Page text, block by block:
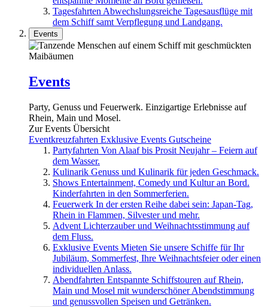
Tagesfahrten Abwechslungsreiche Tagesausflüge mit
dem Schiff samt Verpflegung und Landgang.
Events
Events
Party, Genuss und Feuerwerk. Einzigartige Erlebnisse auf
Rhein, Main und Mosel.
Zur Events Übersicht
Eventkreuzfahrten Exklusive Events Gutscheine
Partyfahrten Von Alaaf bis Prosit Neujahr – Feiern auf
dem Wasser.
Kulinarik Genuss und Kulinarik für jeden Geschmack.
Shows Entertainment, Comedy und Kultur an Bord.
Kinderfahrten in den Sommerferien.
Feuerwerk In der ersten Reihe dabei sein: Japan-Tag,
Rhein in Flammen, Silvester und mehr.
Advent Lichterzauber und Weihnachtsstimmung auf
dem Fluss.
Exklusive Events Mieten Sie unsere Schiffe für Ihr
Jubiläum, Sommerfest, Ihre Weihnachtsfeier oder einen
individuellen Anlass.
Abendfahrten Entspannte Schiffstouren auf Rhein,
Main und Mosel mit wunderschöner Abendstimmung
und genussvollen Speisen und Getränken.